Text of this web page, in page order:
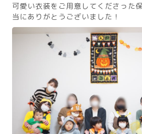
可愛い衣装をご用意してくださった
当にありがとうございました！